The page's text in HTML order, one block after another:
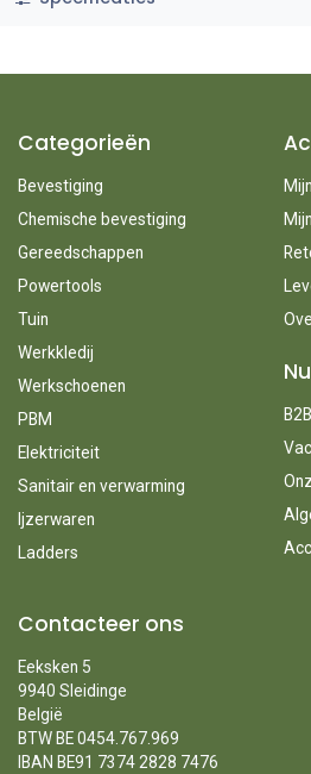
Categorieën
Bevestiging
Chemische bevestiging
Gereedschappen
Powertools
Tuin
Werkkledij
Werkschoenen
PBM
Elektriciteit
Sanitair en verwarming
Ijzerwaren
Ladders
Contacteer ons
Eeksken 5
9940 Sleidinge
België
BTW BE 0454.767.969
IBAN BE91 7374 2828 7476